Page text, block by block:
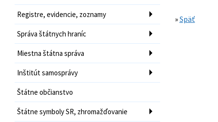
Registre, evidencie, zoznamy
Správa štátnych hraníc
Miestna štátna správa
Inštitút samosprávy
Štátne občianstvo
Štátne symboly SR, zhromažďovanie
»Späť